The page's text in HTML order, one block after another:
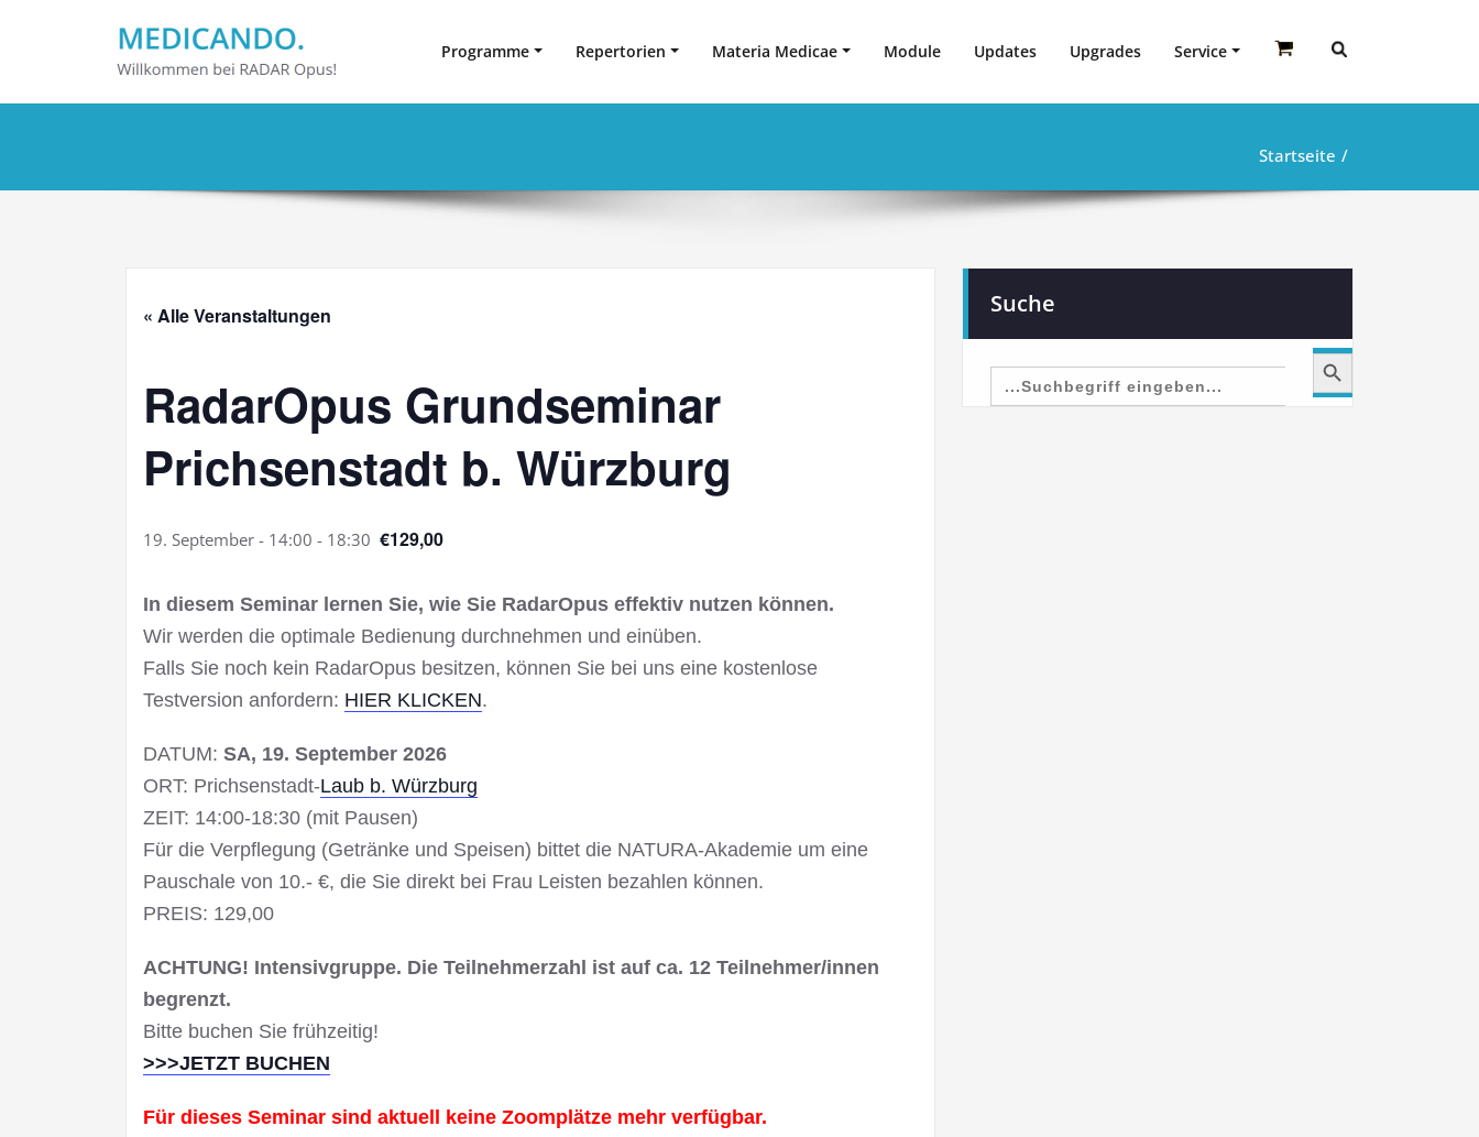
Programme Repertorien Materia Medicae Module Updates Upgrades Service
Startseite
« Alle Veranstaltungen
RadarOpus Grundseminar
Prichsenstadt b. Würzburg
19. September - 14:00 - 18:30 €129,00
In diesem Seminar lernen Sie, wie Sie RadarOpus effektiv nutzen können.
Wir werden die optimale Bedienung durchnehmen und einüben.
Falls Sie noch kein RadarOpus besitzen, können Sie bei uns eine kostenlose
Testversion anfordern: HIER KLICKEN.
DATUM: SA, 19. September 2026
ORT: Prichsenstadt-Laub b. Würzburg
ZEIT: 14:00-18:30 (mit Pausen)
Für die Verpflegung (Getränke und Speisen) bittet die NATURA-Akademie um eine
Pauschale von 10.- €, die Sie direkt bei Frau Leisten bezahlen können.
PREIS: 129,00
ACHTUNG! Intensivgruppe. Die Teilnehmerzahl ist auf ca. 12 Teilnehmer/innen
begrenzt.
Bitte buchen Sie frühzeitig!
>>>JETZT BUCHEN
Für dieses Seminar sind aktuell keine Zoomplätze mehr verfügbar.
Suche
Search
for:
Search Button